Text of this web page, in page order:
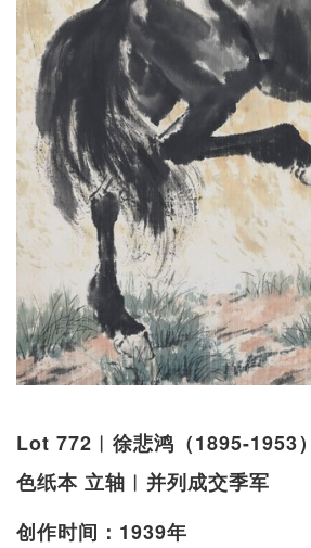
Lot 772︱徐悲鸿（1895-1953
色纸本 立轴︱并列成交季军
创作时间：1939年